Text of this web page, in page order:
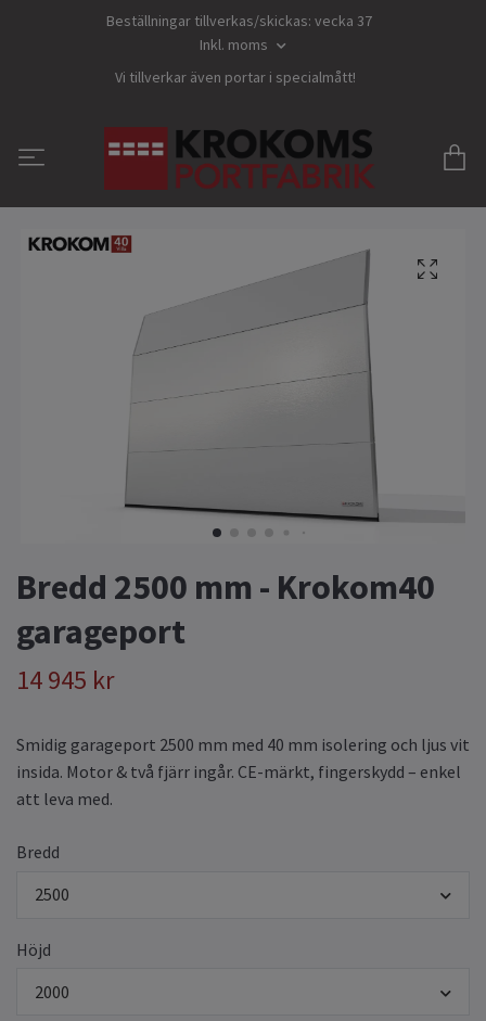
Beställningar tillverkas/skickas: vecka 37
Inkl. moms
Vi tillverkar även portar i specialmått!
Bredd 2500 mm - Krokom40
garageport
14 945 kr
Smidig garageport 2500 mm med 40 mm isolering och ljus vit
insida. Motor & två fjärr ingår. CE-märkt, fingerskydd – enkel
att leva med.
Bredd
2500
Höjd
2000